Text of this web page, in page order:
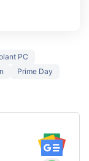
PC
Prime Day